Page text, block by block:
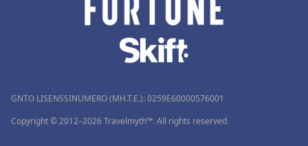
GNTO LISENSSINUMERO (MH.T.E.): 0259Ε60000576001
Copyright © 2012–2026 Travelmyth™. All rights reserved.